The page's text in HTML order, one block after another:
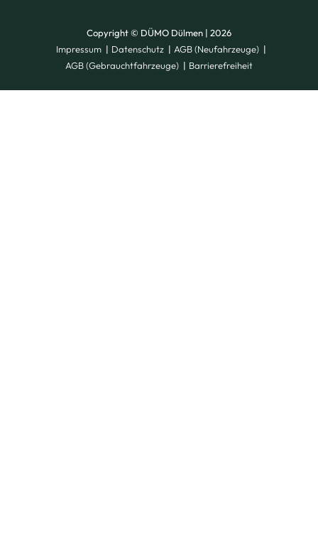
Copyright © DÜMO Dülmen | 2026
Impressum
Datenschutz
AGB (Neufahrzeuge)
AGB (Gebrauchtfahrzeuge)
Barrierefreiheit